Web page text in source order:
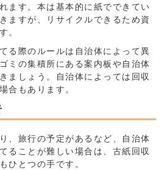
ます。本は基本的に紙でできてい
ますが、リサイクルできるため資
。
る際のルールは自治体によって異
ミの集積所にある案内板や自治体
ましょう。自治体によっては回収
合もあります。
、旅行の予定があるなど、自治体
ることが難しい場合は、古紙回収
ひとつの手です。